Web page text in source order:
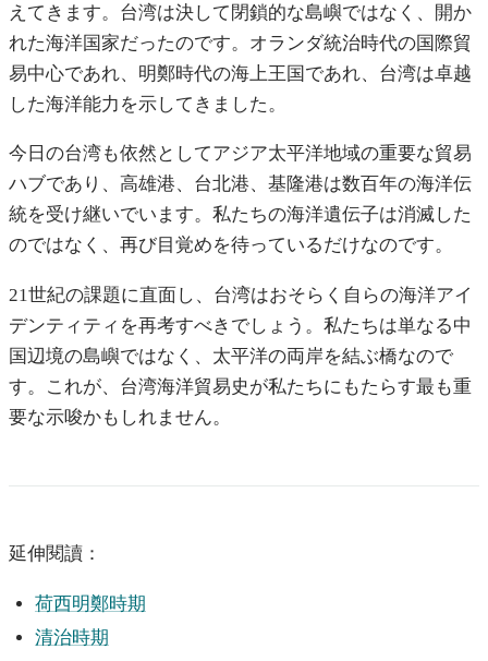
えてきます。台湾は決して閉鎖的な島嶼ではなく、開か
れた海洋国家だったのです。オランダ統治時代の国際貿
易中心であれ、明鄭時代の海上王国であれ、台湾は卓越
した海洋能力を示してきました。
今日の台湾も依然としてアジア太平洋地域の重要な貿易
ハブであり、高雄港、台北港、基隆港は数百年の海洋伝
統を受け継いでいます。私たちの海洋遺伝子は消滅した
のではなく、再び目覚めを待っているだけなのです。
21世紀の課題に直面し、台湾はおそらく自らの海洋アイ
デンティティを再考すべきでしょう。私たちは単なる中
国辺境の島嶼ではなく、太平洋の両岸を結ぶ橋なので
す。これが、台湾海洋貿易史が私たちにもたらす最も重
要な示唆かもしれません。
延伸閱讀：
荷西明鄭時期
清治時期